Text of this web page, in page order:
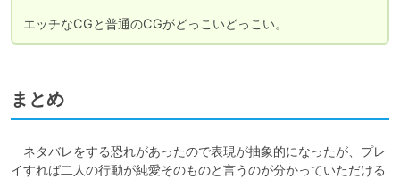
エッチなCGと普通のCGがどっこいどっこい。
まとめ
ネタバレをする恐れがあったので表現が抽象的になったが、プレ
イすれば二人の行動が純愛そのものと言うのが分かっていただける